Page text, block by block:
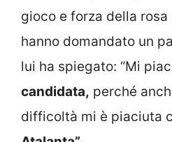
gioco e forza della rosa
hanno domandato un
lui ha spiegato: “Mi
candidata, perché
difficoltà mi è piaciuta